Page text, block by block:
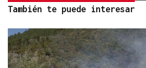
También te puede interesar